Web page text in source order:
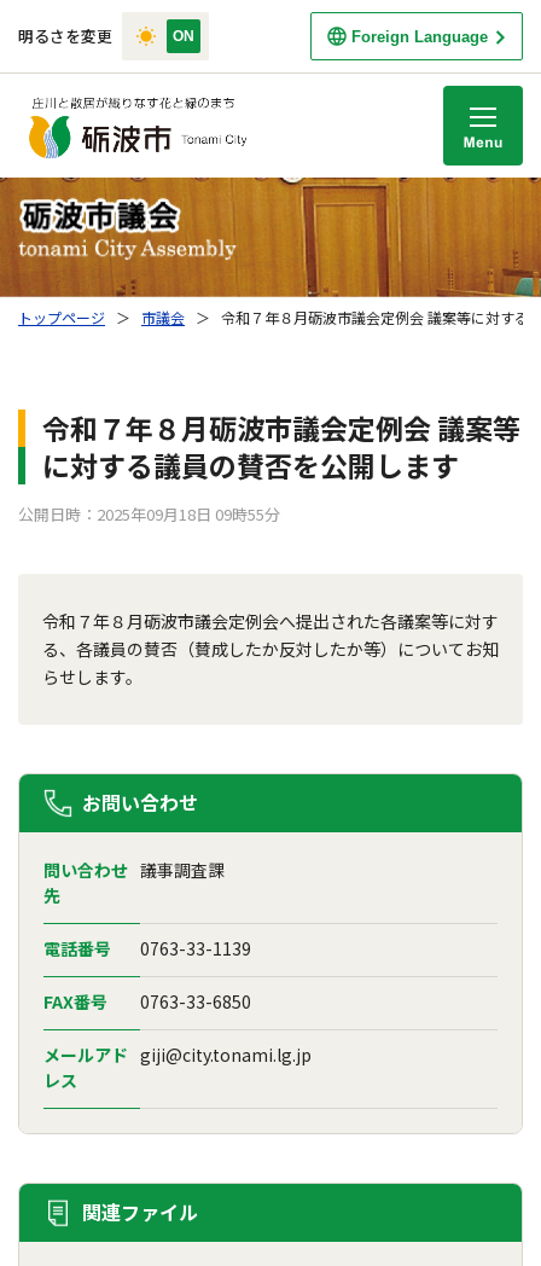
明るさを変更 Foreign Language
トップページ ＞ 市議会 ＞ 令和７年８月砺波市議会定例会 議案等に対する
令和７年８月砺波市議会定例会 議案等
に対する議員の賛否を公開します
公開日時：2025年09月18日 09時55分
令和７年８月砺波市議会定例会へ提出された各議案等に対す
る、各議員の賛否（賛成したか反対したか等）についてお知
らせします。
お問い合わせ
問い合わせ
先
議事調査課
電話番号 0763-33-1139
FAX番号 0763-33-6850
メールアド
レス
giji@city.tonami.lg.jp
関連ファイル